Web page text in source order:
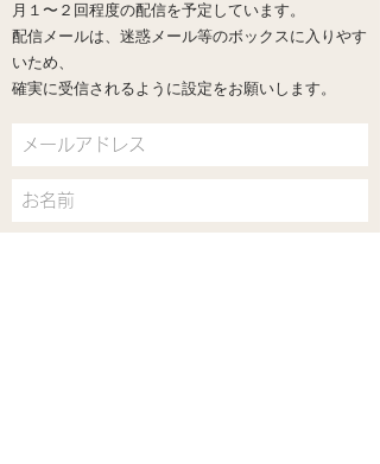
​月１〜２回程度の配信を予定しています。
配信メールは、迷惑メール等のボックスに入りやす
いため、
確実に受信されるように設定をお願いします。